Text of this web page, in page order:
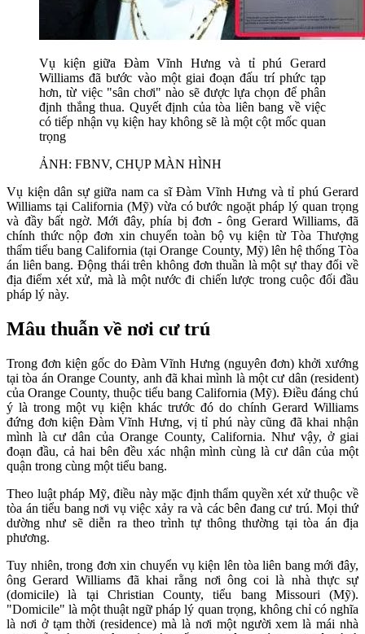
Vụ kiện giữa Đàm Vĩnh Hưng và tỉ phú Gerard
Williams đã bước vào một giai đoạn đấu trí phức tạp
hơn, từ việc "sân chơi" nào sẽ được lựa chọn để phân
định thắng thua. Quyết định của tòa liên bang về việc
có tiếp nhận vụ kiện hay không sẽ là một cột mốc quan
trọng
ẢNH: FBNV, CHỤP MÀN HÌNH
Vụ kiện dân sự giữa nam ca sĩ Đàm Vĩnh Hưng và tỉ phú Gerard
Williams tại California (Mỹ) vừa có bước ngoặt pháp lý quan trọng
và đầy bất ngờ. Mới đây, phía bị đơn - ông Gerard Williams, đã
chính thức nộp đơn xin chuyển toàn bộ vụ kiện từ Tòa Thượng
thẩm tiểu bang California (tại Orange County, Mỹ) lên hệ thống Tòa
án liên bang. Động thái trên không đơn thuần là một sự thay đổi về
địa điểm xét xử, mà là một nước đi chiến lược trong cuộc đối đầu
pháp lý này.
Mâu thuẫn về nơi cư trú
Trong đơn kiện gốc do Đàm Vĩnh Hưng (nguyên đơn) khởi xướng
tại tòa án Orange County, anh đã khai mình là một cư dân (resident)
của Orange County, thuộc tiểu bang California (Mỹ). Điều đáng chú
ý là trong một vụ kiện khác trước đó do chính Gerard Williams
đứng đơn kiện Đàm Vĩnh Hưng, vị tỉ phú này cũng đã khai nhận
mình là cư dân của Orange County, California. Như vậy, ở giai
đoạn đầu, cả hai bên đều xác nhận mình cùng là cư dân của một
quận trong cùng một tiểu bang.
Theo luật pháp Mỹ, điều này mặc định thẩm quyền xét xử thuộc về
tòa án tiểu bang nơi vụ việc xảy ra và các bên đang cư trú. Mọi thứ
dường như sẽ diễn ra theo trình tự thông thường tại tòa án địa
phương.
Tuy nhiên, trong đơn xin chuyển vụ kiện lên tòa liên bang mới đây,
ông Gerard Williams đã khai rằng nơi ông coi là nhà thực sự
(domicile) là tại Christian County, tiểu bang Missouri (Mỹ).
"Domicile" là một thuật ngữ pháp lý quan trọng, không chỉ có nghĩa
là nơi ở tạm thời (residence) mà là nơi một người xem là mái nhà